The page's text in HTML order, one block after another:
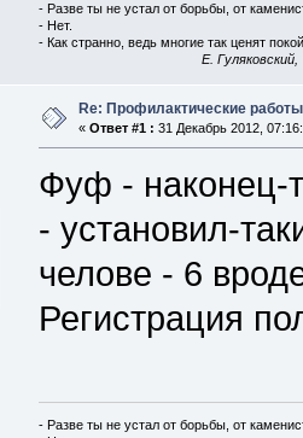
- Разве ты не устал от борьбы, от
- Нет.
- Как странно, ведь многие так ценят
E.
Re: Профилактические работы
« Ответ #1 : 31 Декабрь 2012,
Фуф - наконец-
- установил-
челове - 6
Регистрация
- Разве ты не устал от борьбы, от